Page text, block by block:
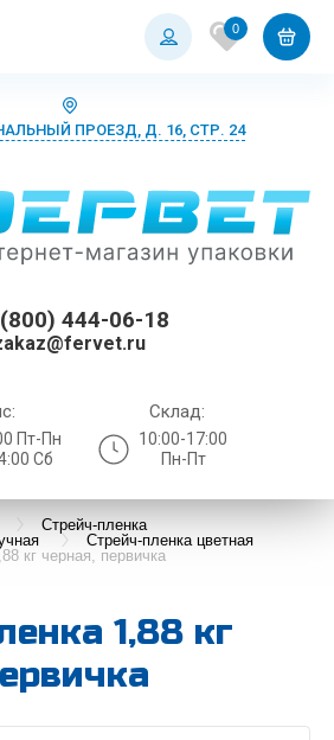
0
ПРОЕЗД, Д. 16, СТР. 24
444-06-18
Пт-Пн
Сб
Склад:
10:00-17:00
Пн-Пт
Стрейч-пленка
Стрейч-пленка цветная
кг черная, первичка
1,88 кг